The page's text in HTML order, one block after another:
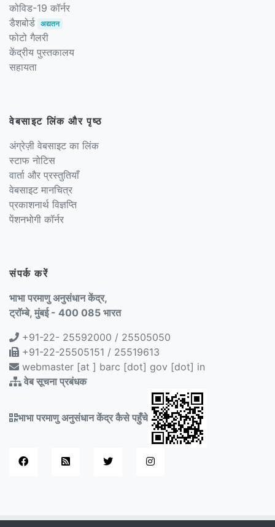
कोविड-19 कॉर्नर
डैशबोर्ड अद्यतन
फोटो गैलरी
केंद्रीय पुस्तकालय
सहायता
वेबसाइट लिंक और पृष्ठ
अंग्रेज़ी वेबसाइट का लिंक
स्टाफ नोटिस
वार्ता और प्रस्तुतियाँ
वेबसाइट मानचित्र
प्रकाशनार्थ विज्ञप्ति
पेंशनभोगी कॉर्नर
संपर्क करें
भाभा परमाणु अनुसंधान केंद्र,
ट्रॉम्बे, मुंबई - 400 085 भारत
+91-22- 25592000 / 25505050
+91-22-25505151 / 25519613
webmaster [at ] barc [dot] gov [dot] in
वेब सूचना प्रबंधक
भाभा परमाणु अनुसंधान केंद्र कैसे पहुँचे